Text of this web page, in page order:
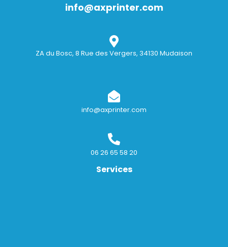
info@axprinter.com
ZA du Bosc, 8 Rue des Vergers, 34130 Mudaison
info@axprinter.com
06 26 65 58 20
Services